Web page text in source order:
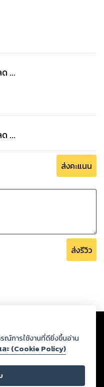
...
...
ส่งคะแนน
ส่งรีวิว
ละปรากฏว่าละเมิดสิทธิใน
หมายและศีลธรรม ดังนั้น ผู้อ่าน
วยตนเอง และหากท่านพบว่าส่วน
จ้งมายังบริษัท เพื่อทีมงานจะได้
วนลิขสิทธิ์ตามพระราชบัญญัติ
ณ์การใช้งานที่ดียิ่งขึ้นอ่าน
ะ (Cookie Policy)